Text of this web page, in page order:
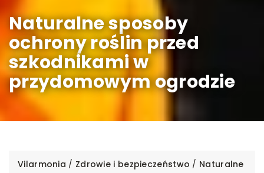
Naturalne sposoby
ochrony roślin przed
szkodnikami w
przydomowym ogrodzie
Vilarmonia / Zdrowie i bezpieczeństwo / Naturalne